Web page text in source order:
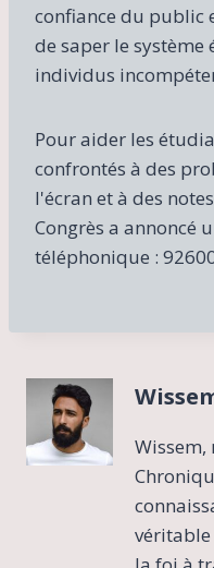
confiance du public
de saper le système
individus
Pour aider les
confrontés à des
l'écran et à des
Congrès a annoncé
téléphonique :
Wissem,